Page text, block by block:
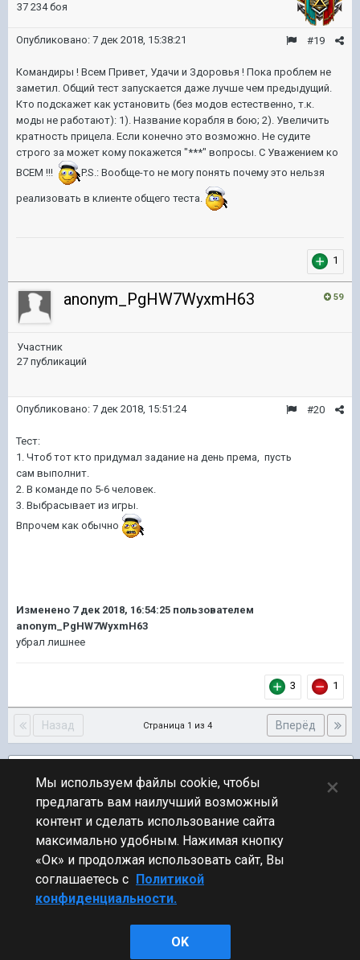
37 234 боя
#19
Опубликовано: 7 дек 2018, 15:38:21
Командиры ! Всем Привет, Удачи и Здоровья ! Пока проблем не
заметил. Общий тест запускается даже лучше чем предыдущий.
Кто подскажет как установить (без модов естественно, т.к.
моды не работают): 1). Название корабля в бою; 2). Увеличить
кратность прицела. Если конечно это возможно. Не судите
строго за может кому покажется "***" вопросы. С Уважением ко
ВСЕМ !!!
P.S.: Вообще-то не могу понять почему это нельзя
реализовать в клиенте общего теста.
1
59
anonym_PgHW7WyxmH63
Участник
27 публикаций
#20
Опубликовано: 7 дек 2018, 15:51:24
Тест:
1. Чтоб тот кто придумал задание на день према, пусть
сам выполнит.
2. В команде по 5-6 человек.
3. Выбрасывает из игры.
Впрочем как обычно
Изменено 7 дек 2018, 16:54:25 пользователем
anonym_PgHW7WyxmH63
убрал лишнее
3 1
Назад Вперёд
Страница 1 из 4
ПЕРЕЙТИ К СПИСКУ ТЕМ
Общий тест
Стиль
Мы используем файлы cookie, чтобы
предлагать вам наилучший возможный
контент и сделать использование сайта
максимально удобным. Нажимая кнопку
«Ок» и продолжая использовать сайт, Вы
соглашаетесь с Политикой
конфиденциальности.
OK
×